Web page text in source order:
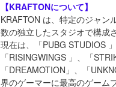
【KRAFTONについて】
KRAFTON は、特定のジャン
数の独立したスタジオで構成
現在は、「PUBG STUDIOS
「RISINGWINGS 」、「
「DREAMOTION」、「
界のゲーマーに最高のゲーム